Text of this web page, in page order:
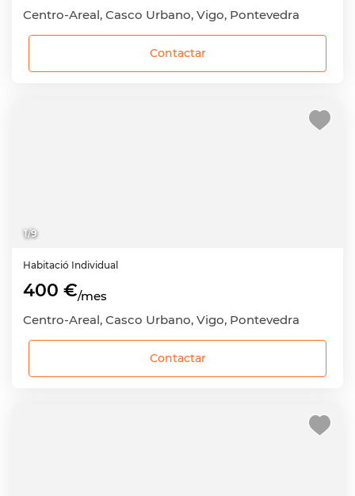
Centro-Areal, Casco Urbano, Vigo, Pontevedra
Contactar
1/9
Habitació Individual
400 €/mes
Centro-Areal, Casco Urbano, Vigo, Pontevedra
Contactar